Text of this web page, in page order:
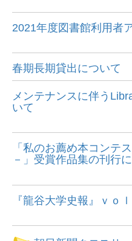
2021年度図書館利用者
春期長期貸出について
メンテナンスに伴う
いて
「私のお薦め本コンテ
－」受賞作品集の刊行
『龍谷大学史報』ｖｏ